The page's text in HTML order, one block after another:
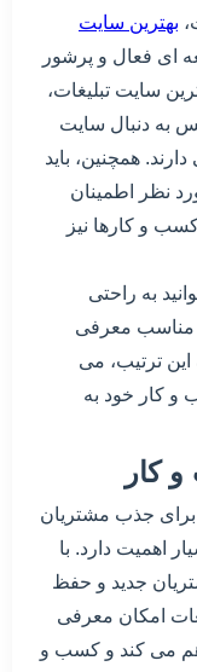
بهترین سایت
ای فعال و پرشور
سایت تبلیغات،
به دنبال سایت
همچنین، باید
نظر اطمینان
و کارها نیز
به راحتی
مناسب معرفی
این ترتیب، می
و کار خود به
کار
برای جذب مشتریان
اهمیت دارد. با
جدید و حفظ
امکان معرفی
می کند و کسب و